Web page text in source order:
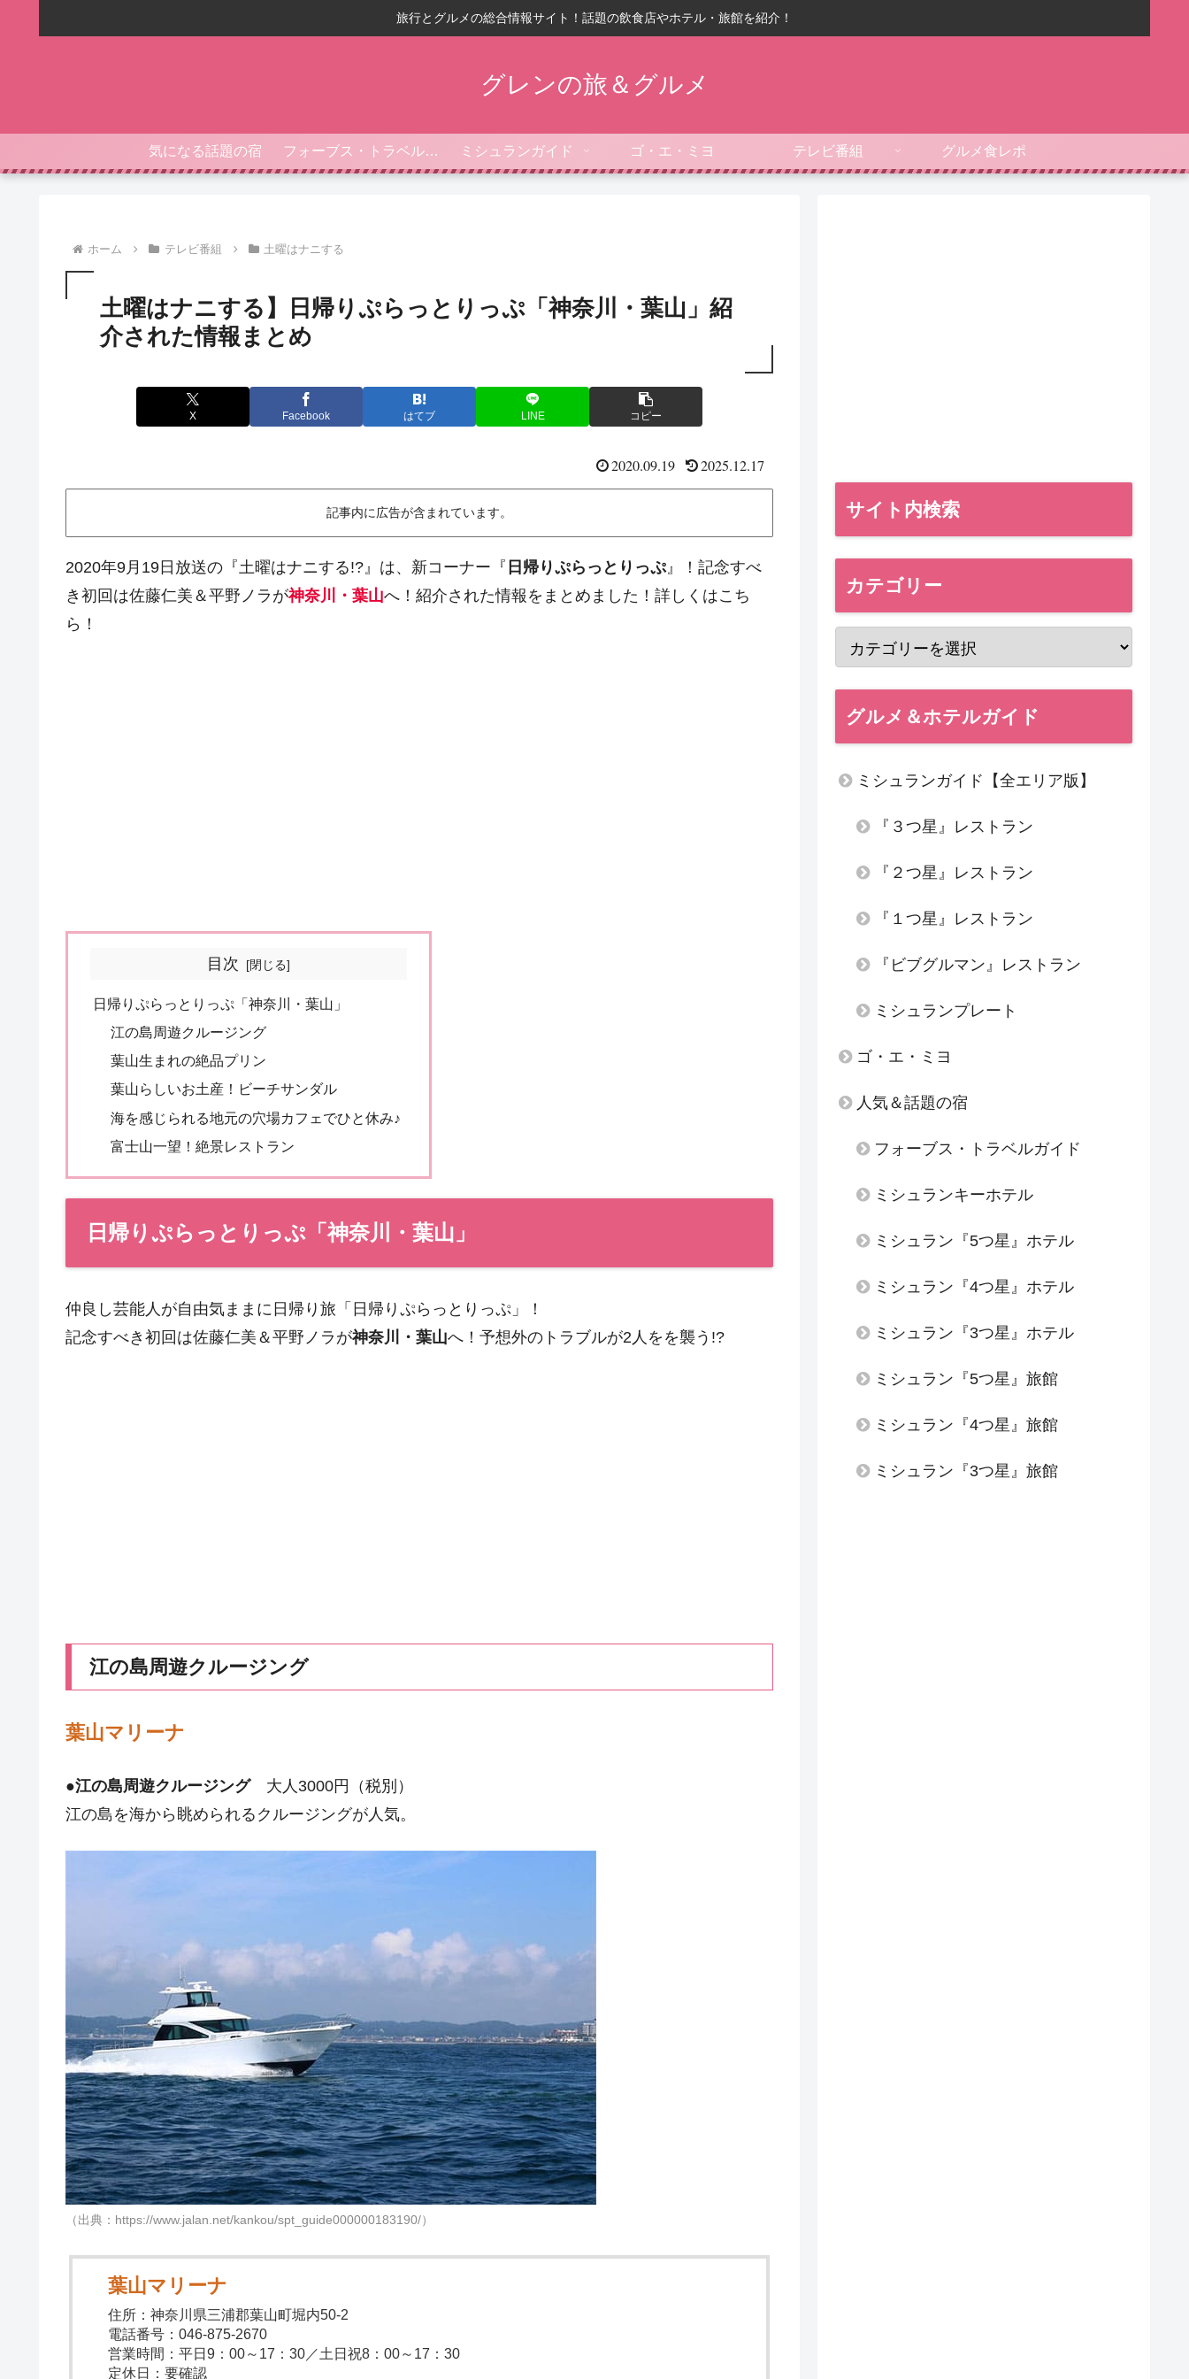
旅行とグルメの総合情報サイト！話題の飲食店やホテル・旅館を紹介！
グレンの旅＆グルメ
気になる話題の宿 フォーブス・トラベルガイド ミシュランガイド ゴ・エ・ミヨ テレビ番組 グルメ食レポ
ホーム テレビ番組 土曜はナニする
土曜はナニする】日帰りぷらっとりっぷ「神奈川・葉山」紹
介された情報まとめ
X Facebook はてブ LINE コピー
2020.09.19 2025.12.17
記事内に広告が含まれています。
2020年9月19日放送の『土曜はナニする!?』は、新コーナー『 日帰りぷらっとりっぷ』！記念すべ
き初回は佐藤仁美＆平野ノラが神奈川・葉山へ！紹介された情報をまとめました！詳しくはこち
ら！
目次
日帰りぷらっとりっぷ「神奈川・葉山」
江の島周遊クルージング
葉山生まれの絶品プリン
葉山らしいお土産！ビーチサンダル
海を感じられる地元の穴場カフェでひと休み♪
富士山一望！絶景レストラン
日帰りぷらっとりっぷ「神奈川・葉山」
仲良し芸能人が自由気ままに日帰り旅「日帰りぷらっとりっぷ」！
記念すべき初回は佐藤仁美＆平野ノラが神奈川・葉山へ！予想外のトラブルが2人をを襲う!?
江の島周遊クルージング
葉山マリーナ
●江の島周遊クルージング大人3000円（税別）
江の島を海から眺められるクルージングが人気。
（出典：https://www.jalan.net/kankou/spt_guide000000183190/）
葉山マリーナ
住所：神奈川県三浦郡葉山町堀内50-2
電話番号：046-875-2670
営業時間：平日9：00～17：30／土日祝8：00～17：30
定休日：要確認
サイト内検索
カテゴリー
グルメ＆ホテルガイド
ミシュランガイド【全エリア版】
『３つ星』レストラン
『２つ星』レストラン
『１つ星』レストラン
『ビブグルマン』レストラン
ミシュランプレート
ゴ・エ・ミヨ
人気＆話題の宿
フォーブス・トラベルガイド
ミシュランキーホテル
ミシュラン『5つ星』ホテル
ミシュラン『4つ星』ホテル
ミシュラン『3つ星』ホテル
ミシュラン『5つ星』旅館
ミシュラン『4つ星』旅館
ミシュラン『3つ星』旅館